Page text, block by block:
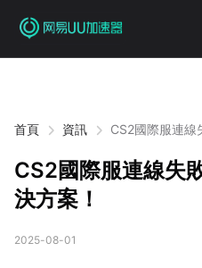
首頁 資訊 CS2國際服連線
CS2國際服連線失
決方案！
2025-08-01